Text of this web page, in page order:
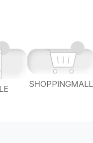
SHOPPINGMALL